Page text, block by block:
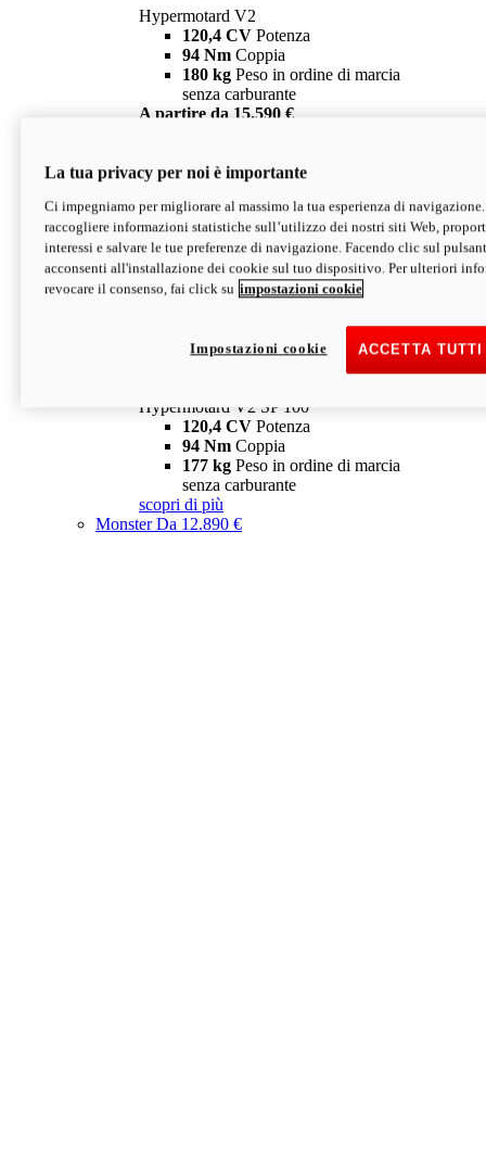
Hypermotard V2
120,4 CV Potenza
94 Nm Coppia
180 kg Peso in ordine di marcia
senza carburante
A partire da 15.590 €
V2 SP
Hypermotard V2 SP
120,4 CVPotenza
94 NmCoppia
177 kgPeso in ordine di marcia
senza carburante
Depotenziata 35 kW: 18.890 € i
configura scopri di più
Hypermotard V2 SP 100
120,4 CV Potenza
94 Nm Coppia
177 kg Peso in ordine di marcia
senza carburante
scopri di più
MonsterDa 12.890 €
La tua privacy per noi è importante
Ci impegniamo per migliorare al massimo la tua esperienza di
raccogliere informazioni statistiche sull’utilizzo dei nostri siti Web,
interessi e salvare le tue preferenze di navigazione. Facendo clic sul
acconsenti all'installazione dei cookie sul tuo dispositivo. Per ulteriori
revocare il consenso, fai click su impostazioni cookie
ACCETTA
Impostazioni cookie